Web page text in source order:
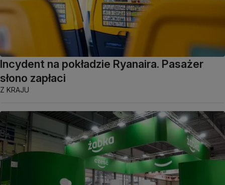
Incydent na pokładzie Ryanaira. Pasażer
słono zapłaci
Z KRAJU